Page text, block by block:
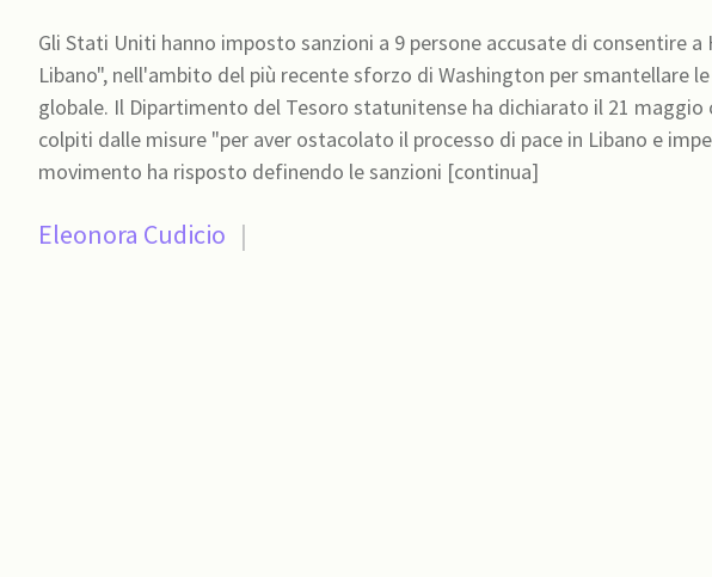
Gli Stati Uniti hanno imposto sanzioni a 9 persone accusate di consentire
Libano", nell'ambito del più recente sforzo di Washington per smantellare
globale. Il Dipartimento del Tesoro statunitense ha dichiarato il 21
colpiti dalle misure "per aver ostacolato il processo di pace in Libano e
movimento ha risposto definendo le sanzioni [continua]
Eleonora Cudicio |